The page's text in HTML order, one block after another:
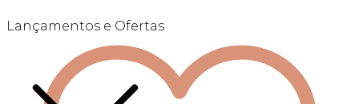
Lançamentos e Ofertas